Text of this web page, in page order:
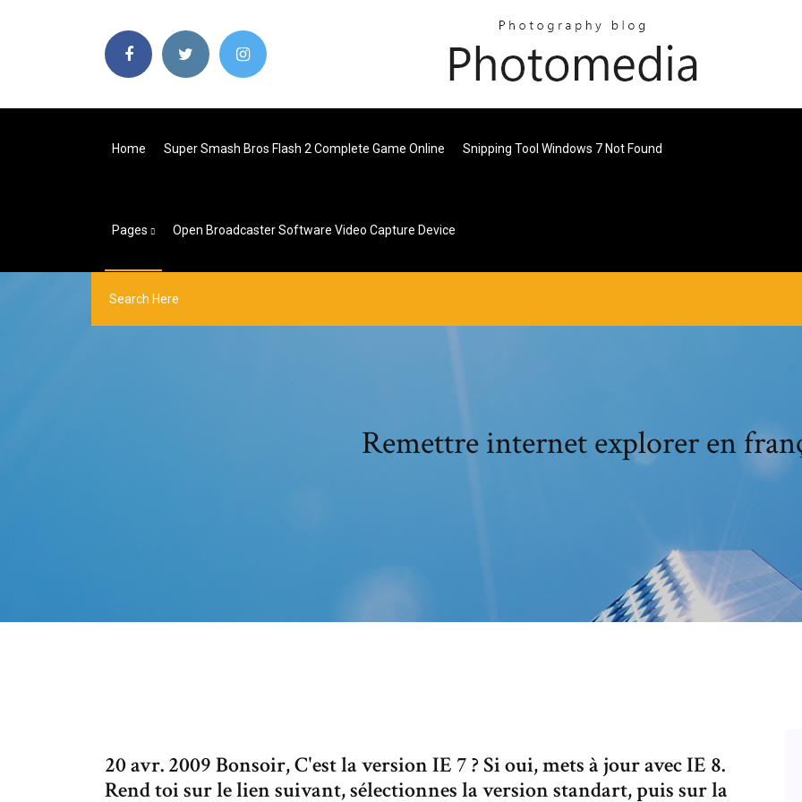
Home Super Smash Bros Flash 2 Complete Game Online Snipping Tool Windows 7 Not Found
Pages Open Broadcaster Software Video Capture Device
Remettre internet explorer en
20 avr. 2009 Bonsoir, C'est la version IE 7 ? Si oui, mets à jour avec IE 8.
Rend toi sur le lien suivant, sélectionnes la version standart, puis sur la